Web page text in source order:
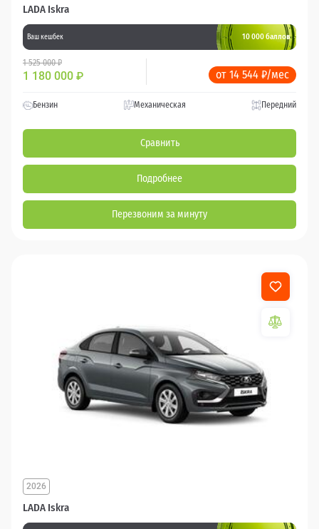
LADA Iskra
Ваш кешбек 10 000 баллов
1 525 000 ₽
1 180 000 ₽ от 14 544 ₽/мес
Бензин Механическая Передний
Сравнить
Подробнее
Перезвоним за минуту
LADA Iskra
2026